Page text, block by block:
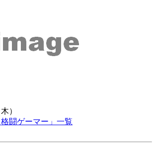
）
闘ゲーマー」一覧